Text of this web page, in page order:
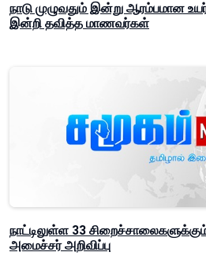
நாடு முழுவதும் இன்று ஆரம்பமான
இன்றி தவித்த மாணவர்கள்
நாட்டிலுள்ள 33
அமைச்சர் அறிவிப்பு